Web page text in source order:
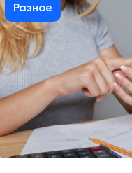
Разное